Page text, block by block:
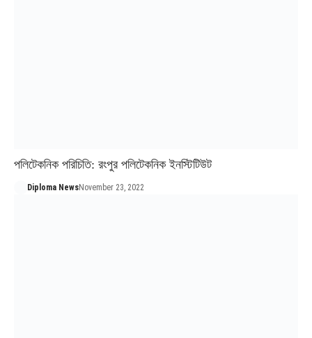
পলিটেকনিক পরিচিতি: রংপুর পলিটেকনিক ইনস্টিটিউট
Diploma NewsNovember 23, 2022